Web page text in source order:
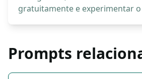
gratuitamente e experimentar
Prompts